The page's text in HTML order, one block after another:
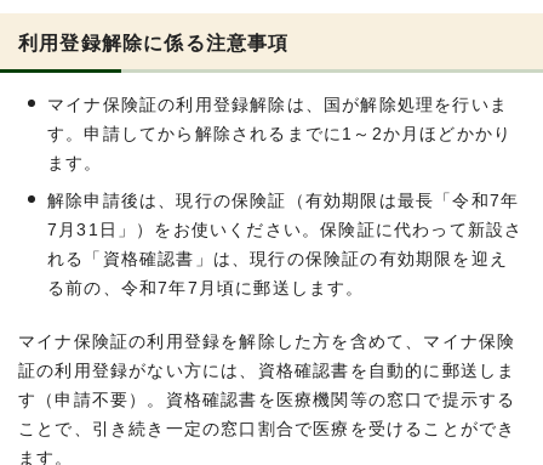
利用登録解除に係る注意事項
マイナ保険証の利用登録解除は、国が解除処理を行いま
す。申請してから解除されるまでに1～2か月ほどかかり
ます。
解除申請後は、現行の保険証（有効期限は最長「令和7年
7月31日」）をお使いください。保険証に代わって新設さ
れる「資格確認書」は、現行の保険証の有効期限を迎え
る前の、令和7年7月頃に郵送します。
マイナ保険証の利用登録を解除した方を含めて、マイナ保険
証の利用登録がない方には、資格確認書を自動的に郵送しま
す（申請不要）。資格確認書を医療機関等の窓口で提示する
ことで、引き続き一定の窓口割合で医療を受けることができ
ます。